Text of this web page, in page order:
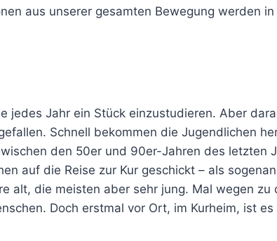
aus unserer gesamten Bewegung werden
jedes Jahr ein Stück einzustudieren. Aber
Schnell bekommen die Jugendlichen
den 50er und 90er-Jahren des letzten
auf die Reise zur Kur geschickt – als
alt, die meisten aber sehr jung. Mal wegen
Doch erstmal vor Ort, im Kurheim, ist